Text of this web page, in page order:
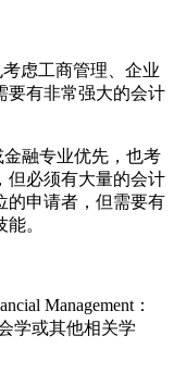
虑工商管理、企业
要有非常强大的会计
融专业优先，也考
但必须有大量的会计
的申请者，但需要有
。
Management：
学或其他相关学